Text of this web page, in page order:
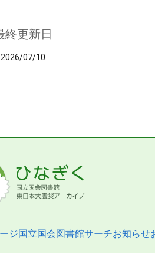
終更新日
2026/07/10
ジ国立国会図書館サーチお知らせ